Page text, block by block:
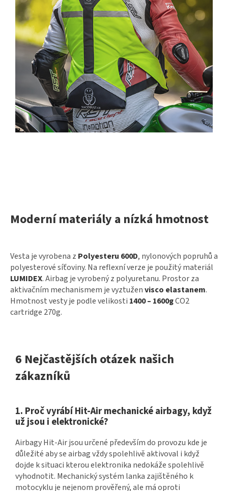
Moderní materiály a nízká hmotnost
Vesta je vyrobena z Polyesteru 600D, nylonových popruhů a
polyesterové síťoviny. Na reflexní verze je použitý materiál
LUMIDEX. Airbag je vyrobený z polyuretanu. Prostor za
aktivačním mechanismem je vyztuženvisco elastanem.
Hmotnost vesty je podle velikosti 1400 – 1600gCO2
cartridge 270g.
6 Nejčastějších otázek našich
zákazníků
1. Proč vyrábí Hit-Air mechanické airbagy, když
už jsou i elektronické?
Airbagy Hit-Air jsou určené především do provozu kde je
důležité aby se airbag vždy spolehlivě aktivoval i když
dojde k situaci kterou elektronika nedokáže spolehlivě
vyhodnotit. Mechanický systém lanka zajištěného k
motocyklu je nejenom prověřený, ale má oproti